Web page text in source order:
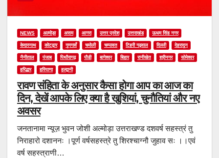
NEWS अल्मोड़ा असम आगरा उत्तर प्रदेश उत्तराखंड ऊधम सिंह नगर
केदारनाथ कोटद्वार गुणगावँ चमोली चम्पावत टिहरी गढ़वाल दिल्ली देहरादून
नैनीताल पंजाब पिथौरागढ़ पौडी बागेश्वर बिहार रानीखेत श्रीनगर सोमेश्वर
हरिद्धार हरियाणा हल्द्वानी
रावण संहिता के अनुसार कैसा होगा आप का आज का
दिन, देखें आपके लिए क्या है खुशियां, चुनौतियां और नए
अवसर
जनतानामा न्यूज़ भुवन जोशी अल्मोड़ा उत्तराखण्ड दशवर्ष सहस्त्रं तु
निराहारो दशाननः ।पूर्ण वर्षसहस्त्रे तु शिरश्चाग्नौ जुहाव सः ।।एवं
वर्ष सहस्त्राणी…